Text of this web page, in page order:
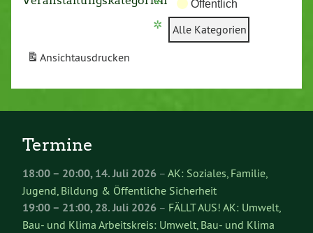
Öffentlich
Alle Kategorien
Ansichtausdrucken
Termine
18:00– 20:00,14. Juli 2026 – AK: Soziales, Familie,
Jugend, Bildung & Öffentliche Sicherheit
19:00– 21:00,28. Juli 2026 – FÄLLT AUS! AK: Umwelt,
Bau- und Klima Arbeitskreis: Umwelt, Bau- und Klima